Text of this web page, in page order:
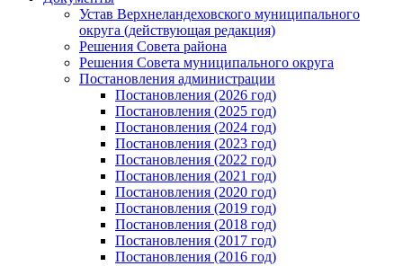
Устав Верхнеландеховского муниципального
округа (действующая редакция)
Решения Совета района
Решения Совета муниципального округа
Постановления администрации
Постановления (2026 год)
Постановления (2025 год)
Постановления (2024 год)
Постановления (2023 год)
Постановления (2022 год)
Постановления (2021 год)
Постановления (2020 год)
Постановления (2019 год)
Постановления (2018 год)
Постановления (2017 год)
Постановления (2016 год)